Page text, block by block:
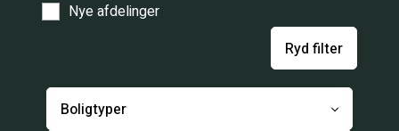
Nye afdelinger
Ryd filter
Boligtyper